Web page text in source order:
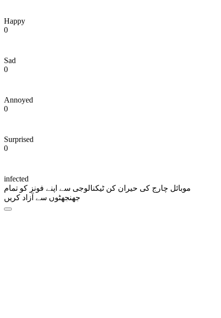
Happy
0
Sad
0
Annoyed
0
Surprised
0
infected
موبائل چارج کی حیران کن ٹیکنالوجی سے اپنے فونز کو تمام
جھنجھٹوں سے آزاد کریں